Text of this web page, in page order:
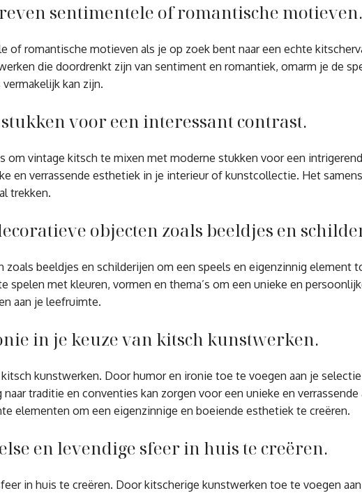
sentimentele of romantische motieven.
of romantische motieven als je op zoek bent naar een echte
die doordrenkt zijn van sentiment en romantiek, omarm je de
kan zijn.
voor een interessant contrast.
om vintage kitsch te mixen met moderne stukken voor een
en verrassende esthetiek in je interieur of kunstcollectie. Het
trekken.
objecten zoals beeldjes en
beeldjes en schilderijen om een speels en eigenzinnig
spelen met kleuren, vormen en thema’s om een unieke en
aan je leefruimte.
in je keuze van kitsch kunstwerken.
kunstwerken. Door humor en ironie toe te voegen aan je
traditie en conventies kan zorgen voor een unieke en
elementen om een eigenzinnige en boeiende esthetiek te creëren.
en levendige sfeer in huis te creëren.
in huis te creëren. Door kitscherige kunstwerken toe te voegen